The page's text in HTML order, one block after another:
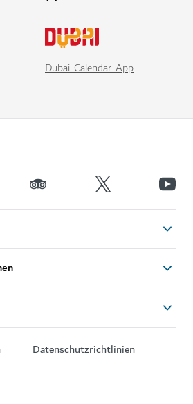
Dubai-Calendar-App
Datenschutzrichtlinien